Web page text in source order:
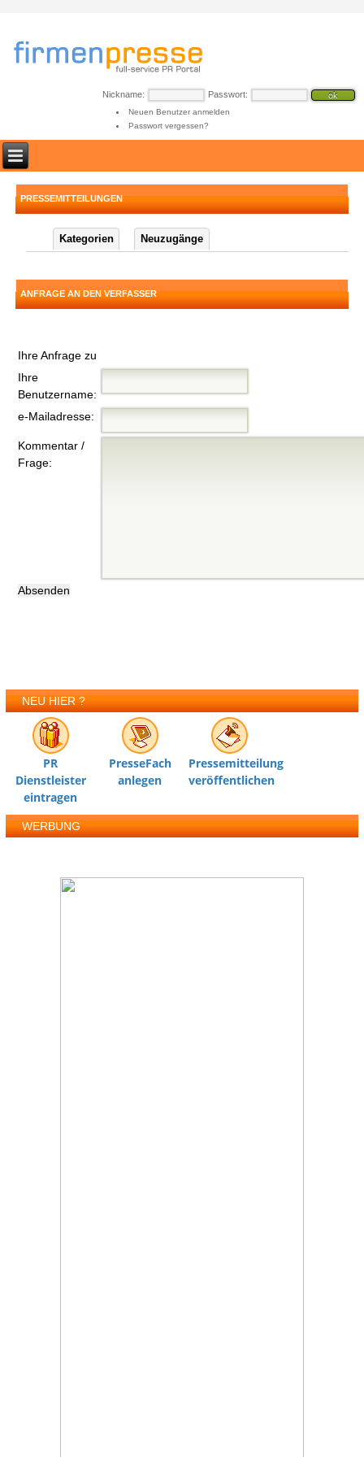
Nickname: Passwort:
Neuen Benutzer anmelden
Passwort vergessen?
PRESSEMITTEILUNGEN
Kategorien Neuzugänge
ANFRAGE AN DEN VERFASSER
Ihre Anfrage zu
Ihre
Benutzername:
e-Mailadresse:
Kommentar /
Frage:
NEU HIER ?
PR
Dienstleister
eintragen
PresseFach
anlegen
Pressemitteilung
veröffentlichen
WERBUNG